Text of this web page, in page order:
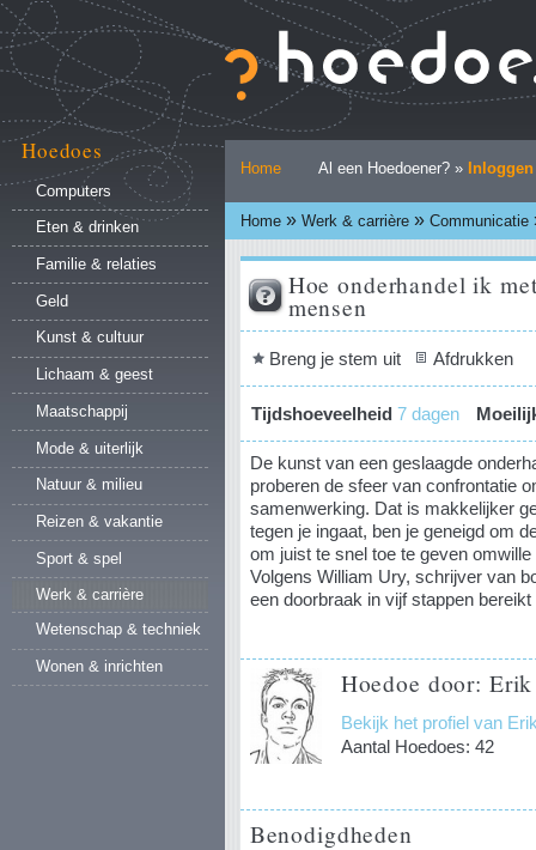
naar
inhoud.
Ga
naar
navigatie
Persoonlijke
hulpmiddelen
Home Al een Hoedoener? » Inloggen
Home » Werk & carrière » Communicatie
Hoedoes
Computers
Eten & drinken
Familie & relaties
Geld
Kunst & cultuur
Lichaam & geest
Maatschappij
Mode & uiterlijk
Natuur & milieu
Reizen & vakantie
Sport & spel
Werk & carrière
Wetenschap & techniek
Wonen & inrichten
Hoe onderhandel ik
mensen
Document
Breng je stem uit Afdrukken
Tijdshoeveelheid 7 dagen
De kunst van een geslaagde
proberen de sfeer van confrontatie
samenwerking. Dat is makkelijker
tegen je ingaat, ben je geneigd om
om juist te snel toe te geven
Volgens William Ury, schrijver van
een doorbraak in vijf stappen bereikt
Hoedoe door:
Bekijk het profiel van
Aantal Hoedoes: 42
Benodigdheden